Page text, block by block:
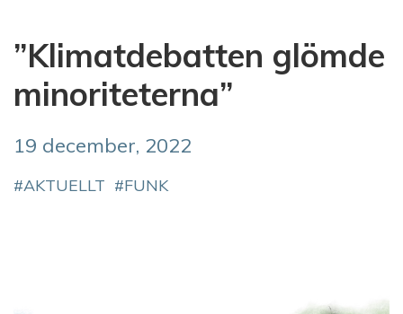
”Klimatdebatten glömde
minoriteterna”
19 december, 2022
AKTUELLT FUNK